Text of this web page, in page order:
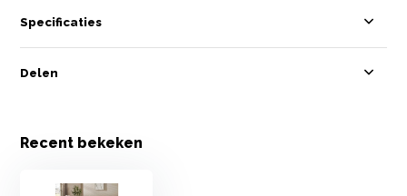
Specificaties
Delen
Recent bekeken